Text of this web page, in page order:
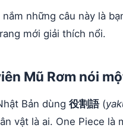
những câu này là
mới giải thích nổi.
Mũ Rơm nói
Bản dùng 役割語(
vật là ai. One Piece là